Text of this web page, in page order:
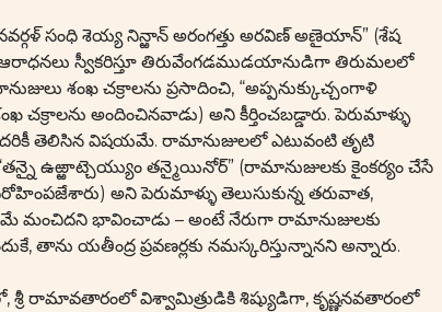
సంధి శెయ్య నిన్ఱాన్ అరంగత్తు అరవిణ్ అణైయాన్” (శేష
ఆరాధనలు స్వీకరిస్తూ తిరువేంగడముడయానుడిగా తిరుమలలో
శంఖ చక్రాలను ప్రసాదించి, “అప్పనుక్కుచ్చంగాళి
చక్రాలను అందించినవాడు) అని కీర్తించబడ్డారు. పెరుమాళ్ళు
తెలిసిన విషయమే. రామానుజులలో ఎటువంటి తృటి
ఉఱ్ఱాట్చెయ్యుం తన్మైయినోర్” (రామానుజులకు కైంకర్యం చేసే
అని పెరుమాళ్ళు తెలుసుకున్న తరువాత,
మంచిదని భావించాడు – అంటే నేరుగా రామానుజులకు
యతీంద్ర ప్రవణర్లకు నమస్కరిస్తున్నానని అన్నారు.
రామావతారంలో విశ్వామిత్రుడికి శిష్యుడిగా, కృష్ణనవతారంలో